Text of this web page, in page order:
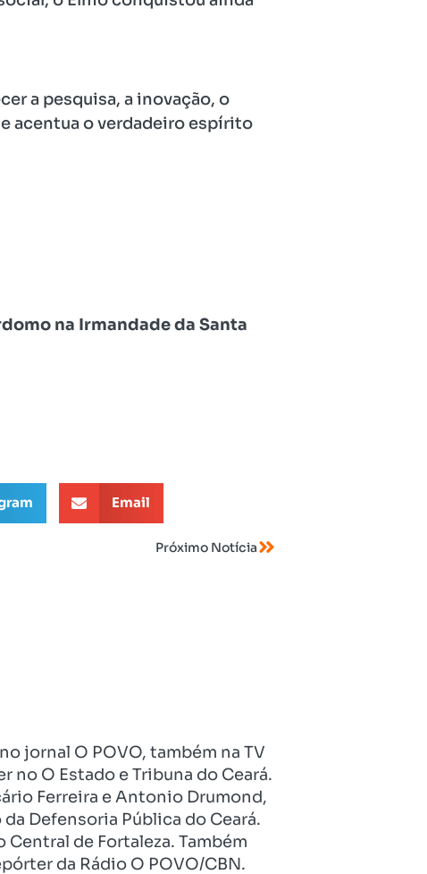
a pesquisa, a inovação, o
acentua o verdadeiro espírito
na Irmandade da Santa
Email
Próximo Notícia
jornal O POVO, também na TV
no O Estado e Tribuna do Ceará.
Ferreira e Antonio Drumond,
Defensoria Pública do Ceará.
de Fortaleza. Também
da Rádio O POVO/CBN.